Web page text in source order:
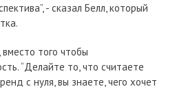
- сказал Белл, который
того чтобы
“Делайте то, что считаете
с нуля, вы знаете, чего хочет